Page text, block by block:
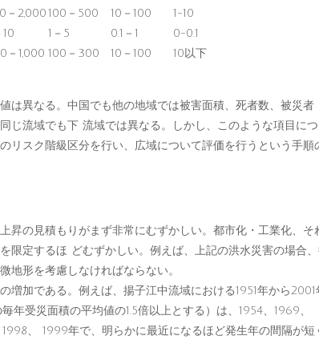
－2,000 100－500 10－100
1-10
10 1－5 0.1－1
0-0.1
－1,000 100－300 10－100
10以下
は異なる。中国でも他の地域では被害面積、死者数、被災者
じ流域でも下 流域では異なる。しかし、このような項目に
リスク階級区分を行い、広域について評価を行うという手順
昇の見積もりがまず非常にむずかしい。都市化・工業化、そ
限定するほ どむずかしい。例えば、上記の洪水災害の場合
地形を考慮しなければならない。
加である。例えば、揚子江中流域における1951年から2001
年受災面積の平均値の1.5倍以上とする）は、1954、1969、
、 1999年で、明らかに最近になるほど発生年の間隔が短